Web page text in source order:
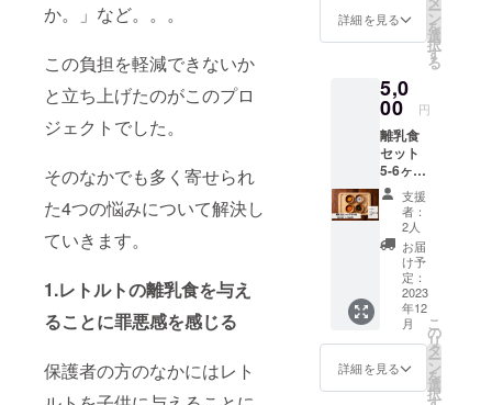
か。」など。。。
この負担を軽減できないか
と⽴ち上げたのがこのプロ
ジェクトでした。
そのなかでも多く寄せられ
た4つの悩みについて解決し
ていきます。
1.レトルトの離乳食を与え
ることに罪悪感を感じる
保護者の方のなかにはレト
援を
しっか
や事業
運営の
資金と
させて
いただ
きま
す。
詳細を見る ー
ン
を
選
択
す
る
5,0
00 円
離乳食
セット
5-6ヶ月
（20
包）
5,000
(月齢5-
6ヶ月：
おかゆ2
包、だ
し4包、
野菜3種
12包、
お魚2
包)20包
支援
者：
2人
お届
け予
定：
2023
年12
月
詳細を見る
こ
の
リ
タ
ー
ン
を
選
択